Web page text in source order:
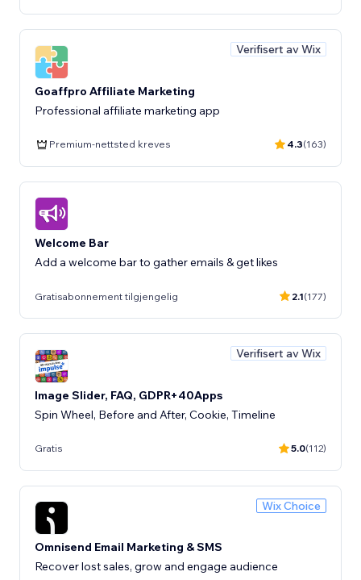
Verifisert av Wix
Goaffpro Affiliate Marketing
Professional affiliate marketing app
Premium-nettsted kreves 4.3(163)
Welcome Bar
Add a welcome bar to gather emails & get likes
Gratisabonnement tilgjengelig 2.1(177)
Verifisert av Wix
Image Slider, FAQ, GDPR+40Apps
Spin Wheel, Before and After, Cookie, Timeline
Gratis 5.0(112)
Wix Choice
Omnisend Email Marketing & SMS
Recover lost sales, grow and engage audience